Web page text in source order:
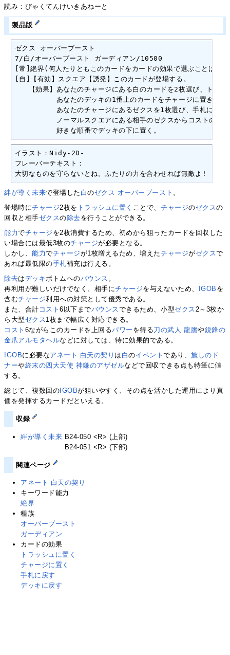
読み：びゃくてんけいきあねーと
製品版
ゼクス オーバーブースト
7/白/オーバーブースト ガーディアン/10500
[常]絶界(何人たりともこのカードをカードの効果で選ぶことはで
[自]【有効】スクエア【誘発】このカードが登場する。
【効果】あなたのチャージにある白のカードを2枚選び、トラッ
あなたのデッキの1番上のカードをチャージに置き、
あなたのチャージにあるゼクスを1枚選び、手札に戻し
ノーマルスクエアにある相手のゼクスからコストの合計が
好きな順番でデッキの下に置く。
イラスト：Nidy-2D-
フレーバーテキスト：
大切なものを守らないとね。ふたりの力を合わせれば無敵よ! ～“
絆が導く未来で登場した 白のゼクス オーバーブースト 。
登場時にチャージ2枚を トラッシュに置く ことで、チャージのゼクスの
回収と相手ゼクスの除去を行うことができる。
能力でチャージ を2枚消費するため、初めから狙ったカードを回収した
い場合には最低3枚のチャージが必要となる。
しかし、能力でチャージが1枚増えるため、増えたチャージがゼクスで
あれば最低限の手札補充は行える。
除去はデッキボトムへのバウンス 。
再利用が難しいだけでなく、相手にチャージを与えないため、 IGOB を
含むチャージ利用への対策として優秀である。
また、合計 コスト6以下までバウンスできるため、小型ゼクス2～3枚か
ら大型ゼクス1枚まで幅広く対応できる。
コスト 6ながらこのカードを上回るパワー を得る刀の武人 龍膽や鋭鋒の
金爪アルモタヘルなどに対しては、特に効果的である。
IGOBに必要なアネート 白天の契り は 白のイベントであり、施しのド
ナーや終末の四大天使 神鎌のアザゼルなどで回収できる点も特筆に値
する。
総じて、複数回の IGOBが狙いやすく、その点を活かした運用により真
価を発揮するカードだといえる。
収録
絆が導く未来 B24-050 <R> (上部)
B24-051 <R> (下部)
関連ページ
アネート 白天の契り
キーワード能力
絶界
種族
オーバーブースト
ガーディアン
カードの効果
トラッシュに置く
チャージに置く
手札に戻す
デッキに戻す